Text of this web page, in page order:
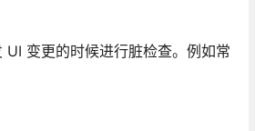
变更的时候进行脏检查。例如常